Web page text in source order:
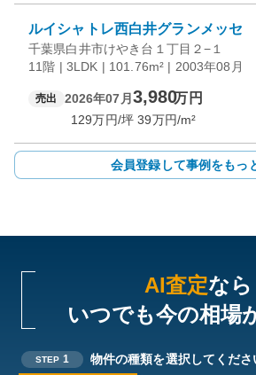
ルイシャトレ西白井グランメッセ
千葉県白井市けやき台１丁目２−１
11階 | 3LDK | 101.76m² | 2003年08月
売出 2026年07月 3,980万円
129万円/坪 39万円/m²
会員登録して事例をもっ
AI査定なら
いつでも今の相場
STEP 1 物件の種類を選択してくださ